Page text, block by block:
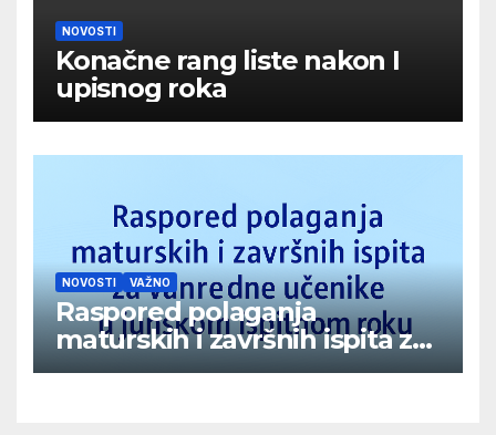
NOVOSTI
Konačne rang liste nakon I
upisnog roka
NOVOSTI VAŽNO
Raspored polaganja
maturskih i završnih ispita za
vanredne učenike u junskom